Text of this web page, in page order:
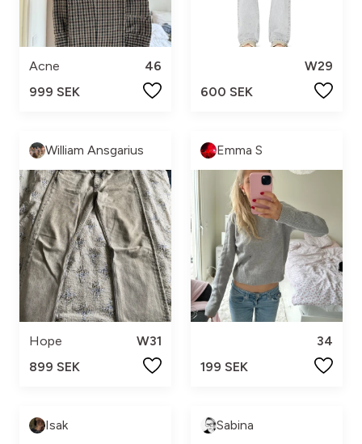
Acne
46
999 SEK
W29
600 SEK
William Ansgarius
Hope
W31
899 SEK
Emma S
34
199 SEK
Isak Sabina